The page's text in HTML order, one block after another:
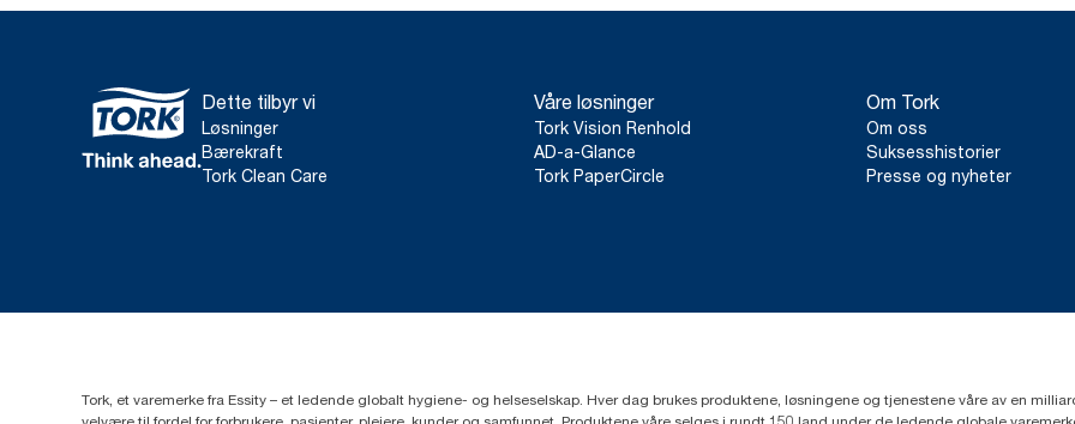
Dette tilbyr vi
Løsninger
Bærekraft
Tork Clean Care
Våre løsninger
Tork Vision Renhold
AD-a-Glance
Tork PaperCircle
Om Tork
Om oss
Suksesshistorier
Presse og nyheter
Tork, et varemerke fra Essity – et ledende globalt hygiene- og helseselskap. Hver dag brukes produktene, løsningene og tjenestene våre av en